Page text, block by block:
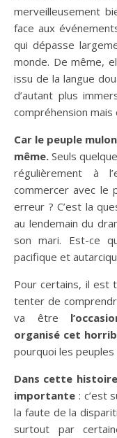
merveilleusement
face aux
qui dépasse
monde. De même,
issu de la langue
d’autant plus
compréhension mais
Car le peuple
même. Seuls
régulièrement à
commercer avec le
erreur ? C’est la
au lendemain du
son mari. Est-ce
pacifique et
Pour certains, il est
tenter de
va être
organisé cet
pourquoi les peuples
Dans cette
importante : c’est
la faute de la
surtout par